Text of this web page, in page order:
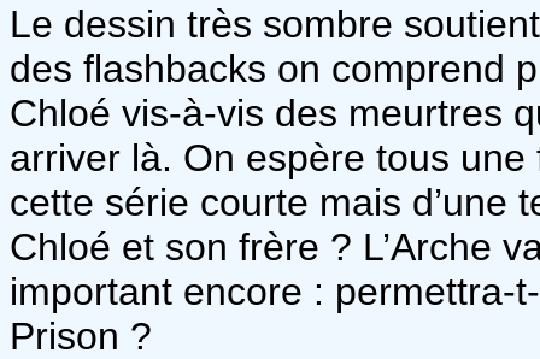
Le dessin très sombre
des flashbacks on comprend
Chloé vis-à-vis des meurtres
arriver là. On espère tous
cette série courte mais d’une
Chloé et son frère ? L’Arche
important encore : permettra-
Prison ?